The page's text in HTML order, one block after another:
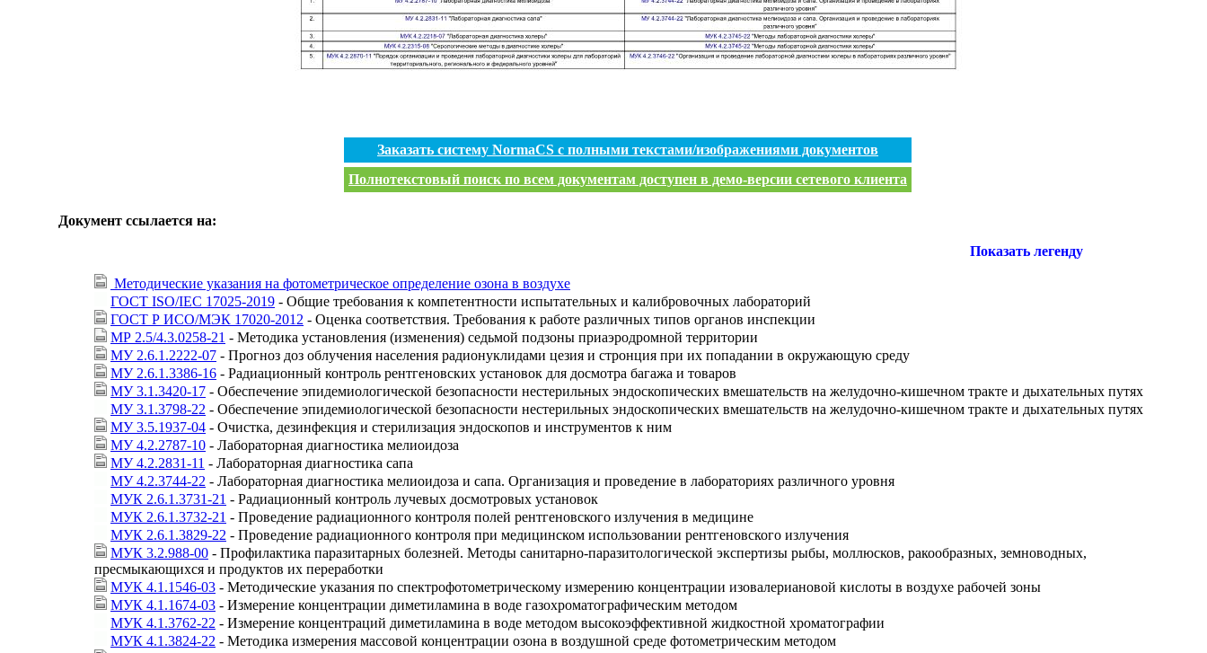
Заказать систему NormaCS с полными текстами/изображениями документов
Полнотекстовый поиск по всем документам доступен в демо-версии сетевого клиента
Документ ссылается на:
Показать легенду
Методические указания на фотометрическое определение озона в воздухе
ГОСТ ISO/IEC 17025-2019 - Общие требования к компетентности испытательных и калибровочных лабораторий
ГОСТ Р ИСО/МЭК 17020-2012 - Оценка соответствия. Требования к работе различных типов органов инспекции
МР 2.5/4.3.0258-21 - Методика установления (изменения) седьмой подзоны приаэродромной территории
МУ 2.6.1.2222-07 - Прогноз доз облучения населения радионуклидами цезия и стронция при их попадании в окружающую среду
МУ 2.6.1.3386-16 - Радиационный контроль рентгеновских установок для досмотра багажа и товаров
МУ 3.1.3420-17 - Обеспечение эпидемиологической безопасности нестерильных эндоскопических вмешательств на желудочно-кишечном тракте и дыхательных путях
МУ 3.1.3798-22 - Обеспечение эпидемиологической безопасности нестерильных эндоскопических вмешательств на желудочно-кишечном тракте и дыхательных путях
МУ 3.5.1937-04 - Очистка, дезинфекция и стерилизация эндоскопов и инструментов к ним
МУ 4.2.2787-10 - Лабораторная диагностика мелиоидоза
МУ 4.2.2831-11 - Лабораторная диагностика сапа
МУ 4.2.3744-22 - Лабораторная диагностика мелиоидоза и сапа. Организация и проведение в лабораториях различного уровня
МУК 2.6.1.3731-21 - Радиационный контроль лучевых досмотровых установок
МУК 2.6.1.3732-21 - Проведение радиационного контроля полей рентгеновского излучения в медицине
МУК 2.6.1.3829-22 - Проведение радиационного контроля при медицинском использовании рентгеновского излучения
МУК 3.2.988-00 - Профилактика паразитарных болезней. Методы санитарно-паразитологической экспертизы рыбы, моллюсков, ракообразных, земноводных,
пресмыкающихся и продуктов их переработки
МУК 4.1.1546-03 - Методические указания по спектрофотометрическому измерению концентрации изовалериановой кислоты в воздухе рабочей зоны
МУК 4.1.1674-03 - Измерение концентрации диметиламина в воде газохроматографическим методом
МУК 4.1.3762-22 - Измерение концентраций диметиламина в воде методом высокоэффективной жидкостной хроматографии
МУК 4.1.3824-22 - Методика измерения массовой концентрации озона в воздушной среде фотометрическим методом